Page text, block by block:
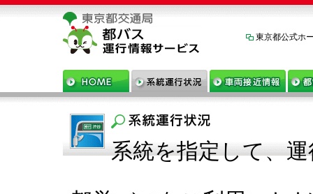
東京都公式ホ
系統を指定して、